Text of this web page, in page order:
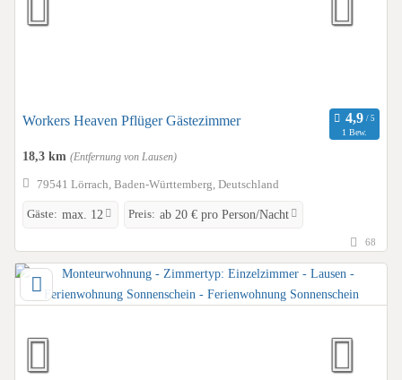
Workers Heaven Pflüger Gästezimmer
1 Bew.
18,3 km (Entfernung von Lausen)
79541 Lörrach, Baden-Württemberg, Deutschland
Gäste: max. 12 Preis: ab 20 € pro Person/Nacht
68